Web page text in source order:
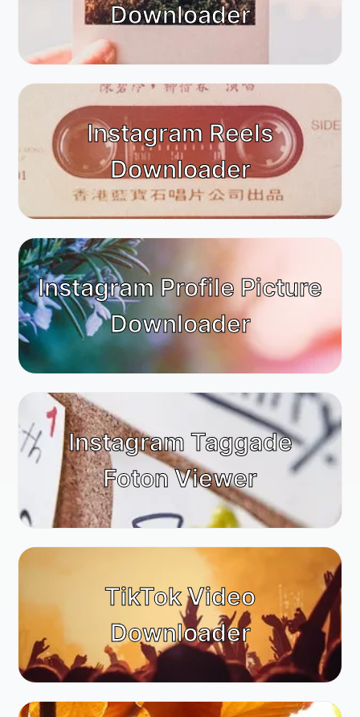
Downloader
Instagram Reels
Downloader
Instagram Profile Picture
Downloader
Instagram Taggade
Foton Viewer
TikTok Video
Downloader